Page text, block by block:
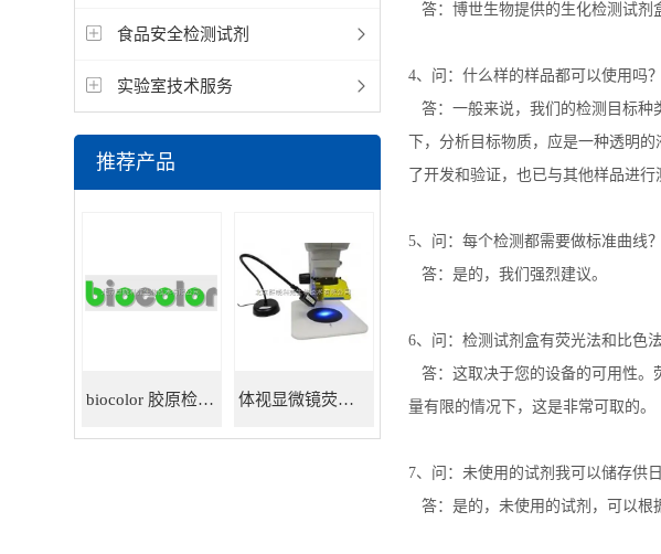
食品安全检测试剂
实验室技术服务
推荐产品
biocolor 胶原检测试剂盒 体视显微镜荧光适配器
答：博世生物提供的生化检测试剂
4、问：什么样的样品都可以使用吗？
答：一般来说，我们的检测目标
下，分析目标物质，应是一种透明
了开发和验证，也已与其他样品进
5、问：每个检测都需要做标准曲线？
答：是的，我们强烈建议。
6、问：检测试剂盒有荧光法和比色
答：这取决于您的设备的可用性。
量有限的情况下，这是非常可取的。
7、问：未使用的试剂我可以储存供日
答：是的，未使用的试剂，可以